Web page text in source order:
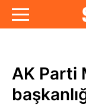
AK Parti